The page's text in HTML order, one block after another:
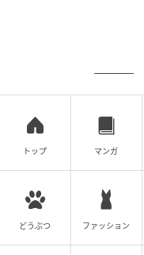
ツムママ
トップ マンガ
どうぶつ ファッション